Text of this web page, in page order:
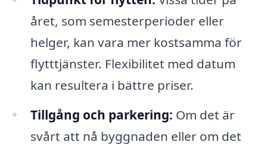
året, som semesterperioder eller
helger, kan vara mer kostsamma för
flytttjänster. Flexibilitet med datum
kan resultera i bättre priser.
Tillgång och parkering: Om det är
svårt att nå byggnaden eller om det